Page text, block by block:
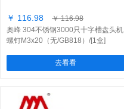
￥ 116.98
￥ 116.98
奥峰 304不锈钢3000只十字槽盘头机
螺钉M3x20（无/GB818）/[1盒]
去看看